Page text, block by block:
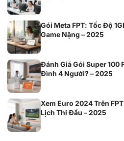
Gói Meta FPT: Tốc Độ
Game Nặng – 2025
Đánh Giá Gói Super 100
Đình 4 Người? – 2025
Xem Euro 2024 Trên
Lịch Thi Đấu – 2025